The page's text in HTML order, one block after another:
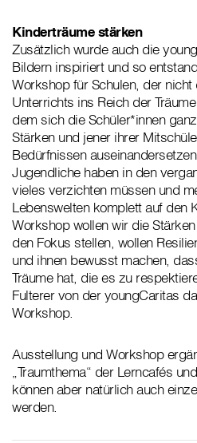
Kinderträume stärken
Zusätzlich wurde auch die
Bildern inspiriert und so
Workshop für Schulen, der
Unterrichts ins Reich der
dem sich die Schüler*innen
Stärken und jener ihrer
Bedürfnissen
Jugendliche haben in den
vieles verzichten müssen und
Lebenswelten komplett auf den
Workshop wollen wir die
den Fokus stellen, wollen
und ihnen bewusst machen,
Träume hat, die es zu
Fulterer von der youngCaritas
Workshop.
Ausstellung und Workshop
„Traumthema“ der Lerncafés
können aber natürlich auch
werden.